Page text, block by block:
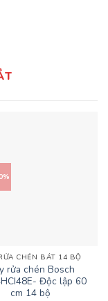
CHÉN BÁT 14 BỘ
rửa chén Bosch
Độc lập 60
cm 14 bộ